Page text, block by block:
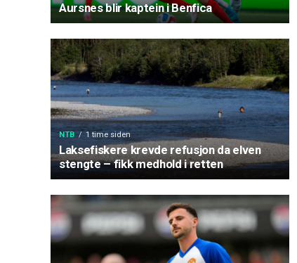
Aursnes blir kaptein i Benfica
NTB 1 time siden
Laksefiskere krevde refusjon da elven
stengte – fikk medhold i retten